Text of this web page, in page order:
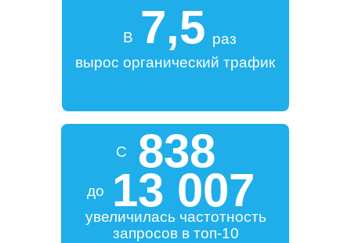
С
до
увеличилась частотность
запросов в топ-10
13 007
вырос органический трафик
838
В раз
7,5